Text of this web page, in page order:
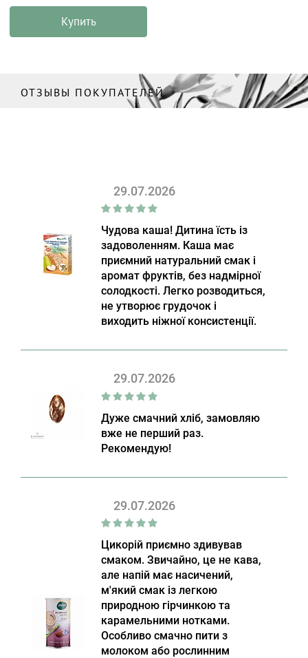
Купить
ОТЗЫВЫ ПОКУПАТЕЛЕЙ
29.07.2026
Чудова каша! Дитина їсть із
задоволенням. Каша має
приємний натуральний смак і
аромат фруктів, без надмірної
солодкості. Легко розводиться,
не утворює грудочок і
виходить ніжної консистенції.
29.07.2026
Дуже смачний хліб, замовляю
вже не перший раз.
Рекомендую!
29.07.2026
Цикорій приємно здивував
смаком. Звичайно, це не кава,
але напій має насичений,
м'який смак із легкою
природною гірчинкою та
карамельними нотками.
Особливо смачно пити з
молоком або рослинним